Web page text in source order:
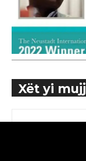
Xët yi mujj